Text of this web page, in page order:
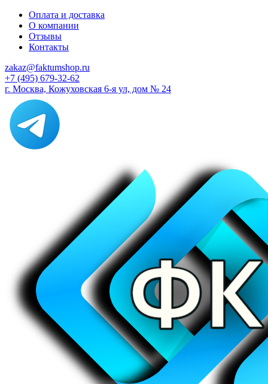
Оплата и доставка
О компании
Отзывы
Контакты
zakaz@faktumshop.ru
+7 (495) 679-32-62
г. Москва, Кожуховская 6-я ул, дом № 24